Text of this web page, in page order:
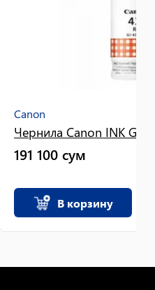
Canon
Чернила Canon INK GI-
191 100 сум
В корзину